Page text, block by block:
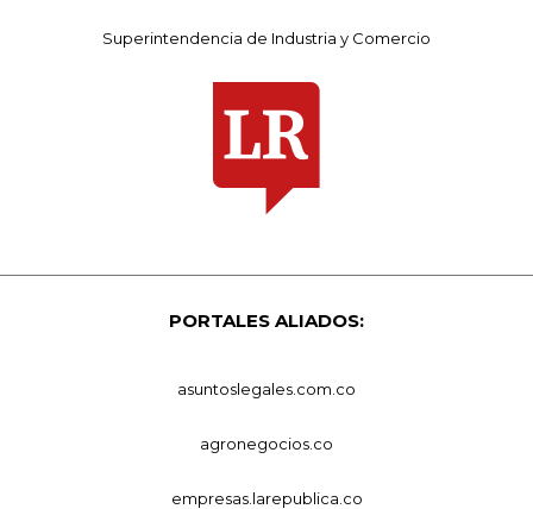
Superintendencia de Industria y Comercio
PORTALES ALIADOS:
asuntoslegales.com.co
agronegocios.co
empresas.larepublica.co